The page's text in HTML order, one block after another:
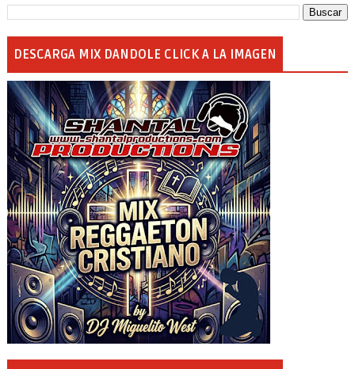
DESCARGA MIX DANDOLE CLICK A LA IMAGEN